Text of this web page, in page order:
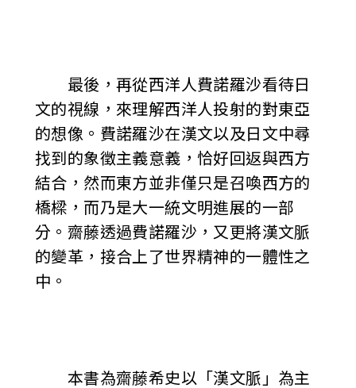
最後，再從西洋人費諾羅沙看待日
文的視線，來理解西洋人投射的對東亞
的想像。費諾羅沙在漢文以及日文中尋
找到的象徵主義意義，恰好回返與西方
結合，然而東方並非僅只是召喚西方的
橋樑，而乃是大一統文明進展的一部
分。齋藤透過費諾羅沙，又更將漢文脈
的變革，接合上了世界精神的一體性之
中。
本書為齋藤希史以「漢文脈」為主